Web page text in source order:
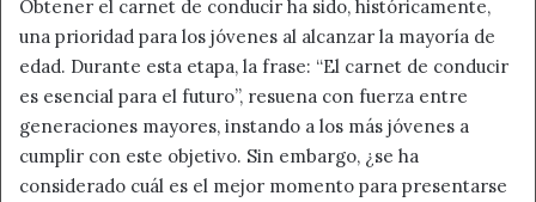
Obtener el carnet de conducir ha sido, históricamente,
una prioridad para los jóvenes al alcanzar la mayoría de
edad. Durante esta etapa, la frase: “El carnet de conducir
es esencial para el futuro”, resuena con fuerza entre
generaciones mayores, instando a los más jóvenes a
cumplir con este objetivo. Sin embargo, ¿se ha
considerado cuál es el mejor momento para presentarse